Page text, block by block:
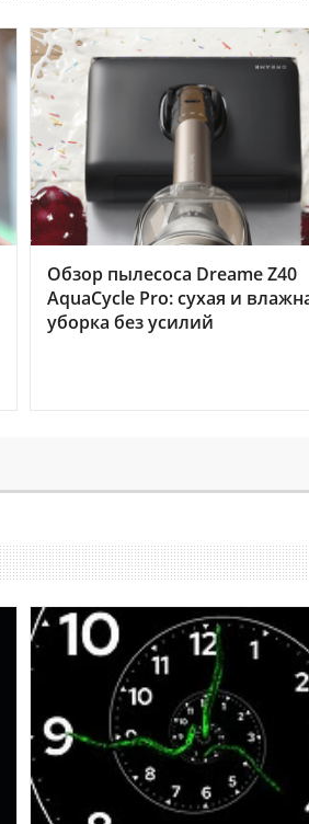
Обзор пылесоса Dreame Z40
AquaCycle Pro: сухая и
уборка без усилий